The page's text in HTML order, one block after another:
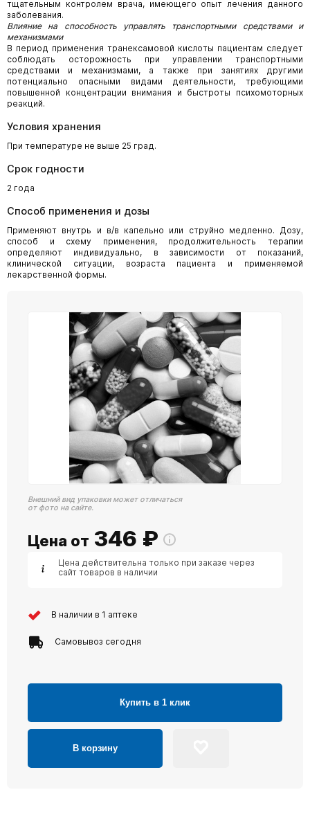
тщательным контролем врача, имеющего опыт лечения данного
заболевания.
Влияние на способность управлять транспортными средствами и
механизмами
В период применения транексамовой кислоты пациентам следует
соблюдать осторожность при управлении транспортными
средствами и механизмами, а также при занятиях другими
потенциально опасными видами деятельности, требующими
повышенной концентрации внимания и быстроты психомоторных
реакций.
Условия хранения
При температуре не выше 25 град.
Срок годности
2 года
Способ применения и дозы
Применяют внутрь и в/в капельно или струйно медленно. Дозу,
способ и схему применения, продолжительность терапии
определяют индивидуально, в зависимости от показаний,
клинической ситуации, возраста пациента и применяемой
лекарственной формы.
Внешний вид упаковки может отличаться
от фото на сайте.
Цена от 346 ₽
Цена действительна только при заказе через
сайт товаров в наличии
В наличии в 1 аптеке
Самовывоз сегодня
Купить в 1 клик
В корзину